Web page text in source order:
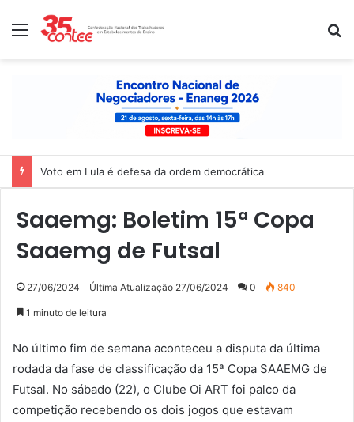
Menu
Voto em Lula é defesa da ordem democrática
Saaemg: Boletim 15ª Copa
Saaemg de Futsal
27/06/2024 Última Atualização 27/06/2024 0 840
1 minuto de leitura
No último fim de semana aconteceu a disputa da última
rodada da fase de classificação da 15ª Copa SAAEMG de
Futsal. No sábado (22), o Clube Oi ART foi palco da
competição recebendo os dois jogos que estavam